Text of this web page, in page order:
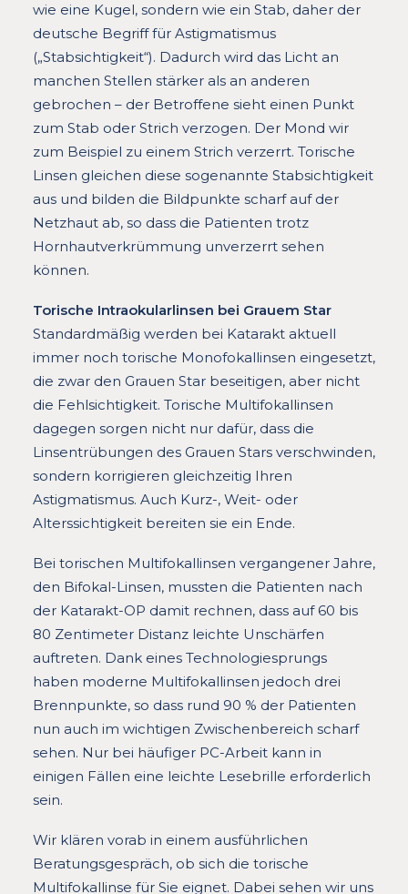
wie eine Kugel, sondern wie ein Stab, daher der
deutsche Begriff für Astigmatismus
(„Stabsichtigkeit“). Dadurch wird das Licht an
manchen Stellen stärker als an anderen
gebrochen – der Betroffene sieht einen Punkt
zum Stab oder Strich verzogen. Der Mond wir
zum Beispiel zu einem Strich verzerrt. Torische
Linsen gleichen diese sogenannte Stabsichtigkeit
aus und bilden die Bildpunkte scharf auf der
Netzhaut ab, so dass die Patienten trotz
Hornhautverkrümmung unverzerrt sehen
können.
Torische Intraokularlinsen bei Grauem Star
Standardmäßig werden bei Katarakt aktuell
immer noch torische Monofokallinsen eingesetzt,
die zwar den Grauen Star beseitigen, aber nicht
die Fehlsichtigkeit. Torische Multifokallinsen
dagegen sorgen nicht nur dafür, dass die
Linsentrübungen des Grauen Stars verschwinden,
sondern korrigieren gleichzeitig Ihren
Astigmatismus. Auch Kurz-, Weit- oder
Alterssichtigkeit bereiten sie ein Ende.
Bei torischen Multifokallinsen vergangener Jahre,
den Bifokal-Linsen, mussten die Patienten nach
der Katarakt-OP damit rechnen, dass auf 60 bis
80 Zentimeter Distanz leichte Unschärfen
auftreten. Dank eines Technologiesprungs
haben moderne Multifokallinsen jedoch drei
Brennpunkte, so dass rund 90 % der Patienten
nun auch im wichtigen Zwischenbereich scharf
sehen. Nur bei häufiger PC-Arbeit kann in
einigen Fällen eine leichte Lesebrille erforderlich
sein.
Wir klären vorab in einem ausführlichen
Beratungsgespräch, ob sich die torische
Multifokallinse für Sie eignet. Dabei sehen wir uns